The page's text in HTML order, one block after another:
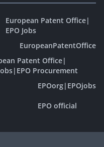
European Patent Office|
EPO Jobs
EuropeanPatentOffice
Patent Office|
| EPO Procurement
EPOorg| EPOjobs
EPO official